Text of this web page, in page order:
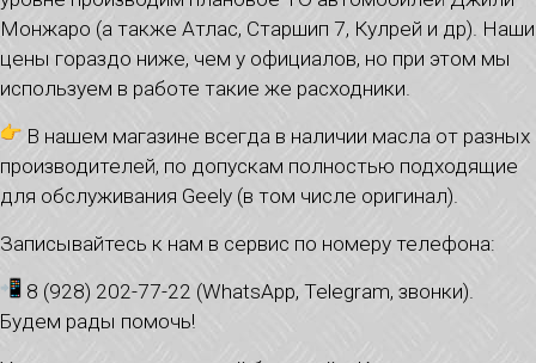
Монжаро (а также Атлас, Старшип 7, Кулрей и др). Наши
цены гораздо ниже, чем у официалов, но при этом мы
используем в работе такие же расходники.
В нашем магазине всегда в наличии масла от разных
производителей, по допускам полностью подходящие
для обслуживания Geely (в том числе оригинал).
Записывайтесь к нам в сервис по номеру телефона:
8 (928) 202-77-22 (WhatsApp, Telegram, звонки).
Будем рады помочь!